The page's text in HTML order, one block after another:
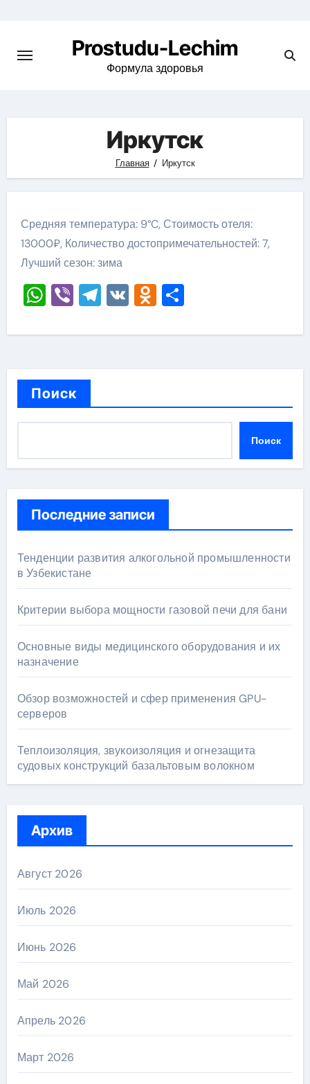
содержимому
Prostudu-Lechim
Формула здоровья
Иркутск
Главная Иркутск
Средняя температура: 9°C, Стоимость отеля:
13000₽, Количество достопримечательностей: 7,
Лучший сезон: зима
WhatsApp
ViberTelegram
VKOdnoklassniki
Отправить
Поиск
Поиск
Последние записи
Тенденции развития алкогольной промышленности
в Узбекистане
Критерии выбора мощности газовой печи для бани
Основные виды медицинского оборудования и их
назначение
Обзор возможностей и сфер применения GPU-
серверов
Теплоизоляция, звукоизоляция и огнезащита
судовых конструкций базальтовым волокном
Архив
Август 2026
Июль 2026
Июнь 2026
Май 2026
Апрель 2026
Март 2026